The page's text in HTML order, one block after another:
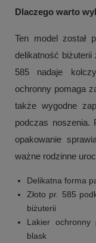
Dlaczego warto
Ten model został
delikatność biżuterii
585 nadaje
ochronny pomaga
także wygodne
podczas noszenia.
opakowanie
ważne rodzinne
Delikatna forma
Złoto pr. 585
biżuterii
Lakier ochronny
blask